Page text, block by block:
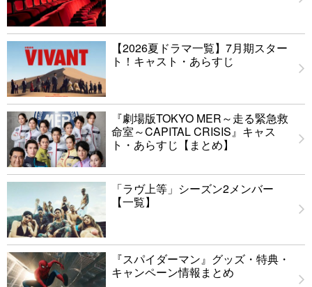
【2026夏ドラマ一覧】7月期スター
ト！キャスト・あらすじ
『劇場版TOKYO MER～走る緊急救
命室～CAPITAL CRISIS』キャス
ト・あらすじ【まとめ】
「ラヴ上等」シーズン2メンバー
【一覧】
『スパイダーマン』グッズ・特典・
キャンペーン情報まとめ